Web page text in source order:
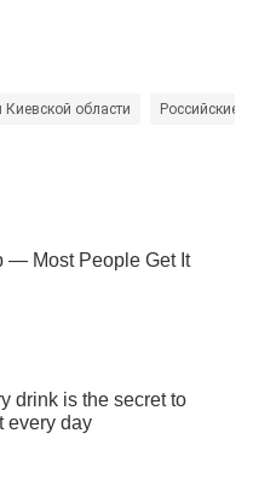
Киевской области Российские